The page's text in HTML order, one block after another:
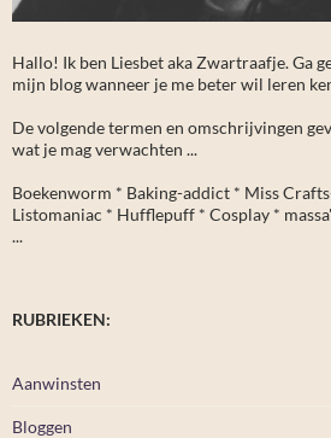
Hallo! Ik ben Liesbet aka Zwartraafje. Ga
mijn blog wanneer je me beter wil leren
De volgende termen en omschrijvingen
wat je mag verwachten ...
Boekenworm * Baking-addict * Miss
Listomaniac * Hufflepuff * Cosplay *
...
RUBRIEKEN:
Aanwinsten
Bloggen